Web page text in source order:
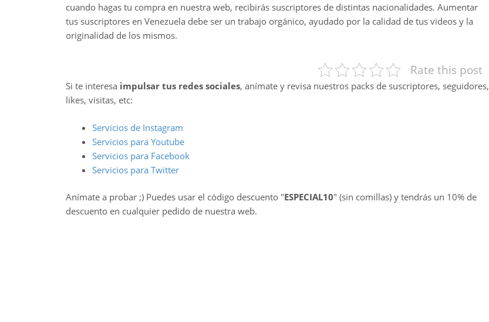
cuando hagas tu compra en nuestra web, recibirás suscriptores de distintas nacionalidades. Aumentar
tus suscriptores en Venezuela debe ser un trabajo orgánico, ayudado por la calidad de tus videos y la
originalidad de los mismos.
Rate this post
Si te interesa impulsar tus redes sociales, anímate y revisa nuestros packs de suscriptores, seguidores,
likes, visitas, etc:
Servicios de Instagram
Servicios para Youtube
Servicios para Facebook
Servicios para Twitter
Anímate a probar ;) Puedes usar el código descuento "ESPECIAL10" (sin comillas) y tendrás un 10% de
descuento en cualquier pedido de nuestra web.